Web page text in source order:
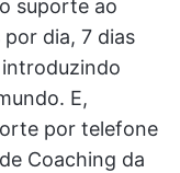
suporte ao
dia, 7 dias
E,
por telefone
Coaching da